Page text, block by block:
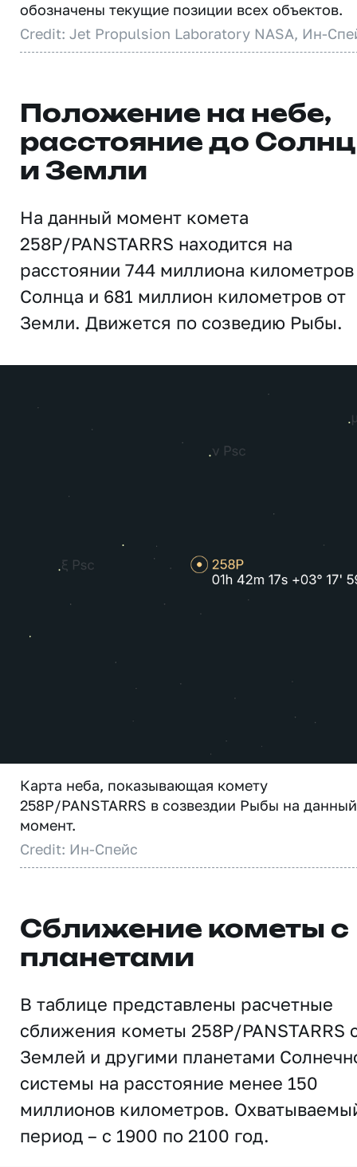
обозначены текущие позиции всех объектов.
Credit: Jet Propulsion Laboratory NASA, Ин-
Положение на небе,
расстояние до
и Земли
На данный момент комета
258P/PANSTARRS находится на
расстоянии 744 миллиона километров
Солнца и 681 миллион километров от
Земли. Движется по созведию Рыбы.
Карта неба, показывающая комету
258P/PANSTARRS в созвездии Рыбы на данный
момент.
Credit: Ин-Спейс
Сближение кометы с
планетами
В таблице представлены расчетные
сближения кометы 258P/PANSTARRS
Землей и другими планетами
системы на расстояние менее 150
миллионов километров.
период – с 1900 по 2100 год.